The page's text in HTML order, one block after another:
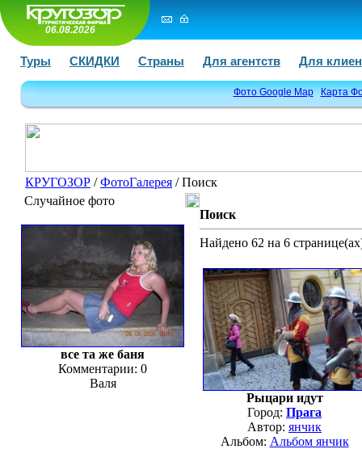
06.08.2026
Туры СКИДКИ Страны Для агентств Для
Фото Google Map Карта
КРУГОЗОР /ФотоГалерея / Поиск
Случайное фото
все та же баня
Комментарии: 0
Валя
Поиск
Найдено 62 на 6
Рыцари идут
Город: Прага
Автор: янчик
Альбом: Альбом янчик